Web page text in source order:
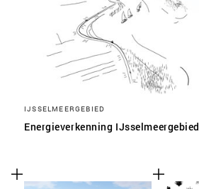
IJSSELMEERGEBIED
Energieverkenning IJsselmeergebied